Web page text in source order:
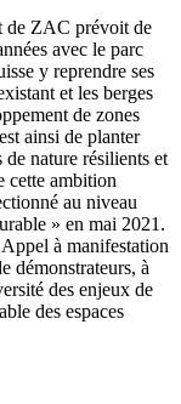
de ZAC prévoit de
avec le parc
y reprendre ses
et les berges
de zones
ainsi de planter
de nature résilients et
cette ambition
au niveau
» en mai 2021.
à manifestation
démonstrateurs, à
des enjeux de
des espaces